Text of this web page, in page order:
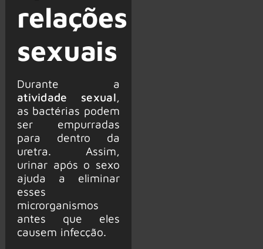
relações
sexuais
Durante a
atividade sexual,
as bactérias podem
ser empurradas
para dentro da
uretra. Assim,
urinar após o sexo
ajuda a eliminar
esses
microrganismos
antes que eles
causem infecção.